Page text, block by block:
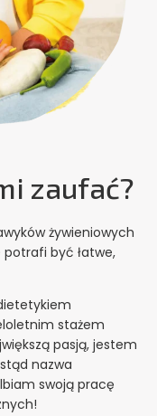
zaufać?
żywieniowych
potrafi być łatwe,
stażem
pasją, jestem
nazwa
swoją pracę